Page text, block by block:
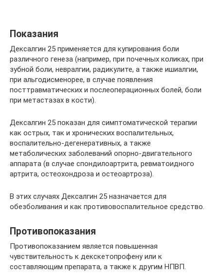
Показания
Дексалгин 25 применяется для купирования боли
различного генеза (например, при почечных коликах, при
зубной боли, невралгии, радикулите, а также ишиалгии,
при альгодисменорее, в случае появления
посттравматических и послеоперационных болей, боли
при метастазах в кости).
Дексалгин 25 показан для симптоматической терапии
как острых, так и хронических воспалительных,
воспалительно-дегенеративных, а также
метаболических заболеваний опорно-двигательного
аппарата (в случае спондилоартрита, ревматоидного
артрита, остеохондроза и остеоартроза).
В этих случаях Дексалгин 25 назначается для
обезболивания и как противовоспалительное средство.
Противопоказания
Противопоказанием является повышенная
чувствительность к декскетопрофену или к
составляющим препарата, а также к другим НПВП.